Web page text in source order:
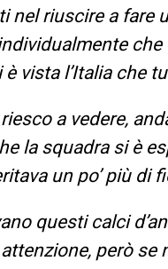
riuscire a fare
che
vista l’Italia che
a vedere,
la squadra si è
un po’ più di
questi calci
però se